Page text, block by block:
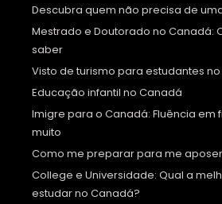
Descubra quem não precisa de
Mestrado e Doutorado no Canadá:
saber
Visto de turismo para estudantes
Educação infantil no Canadá
Imigre para o Canadá: Fluência em
muito
Como me preparar para me
College e Universidade: Qual a
estudar no Canadá?